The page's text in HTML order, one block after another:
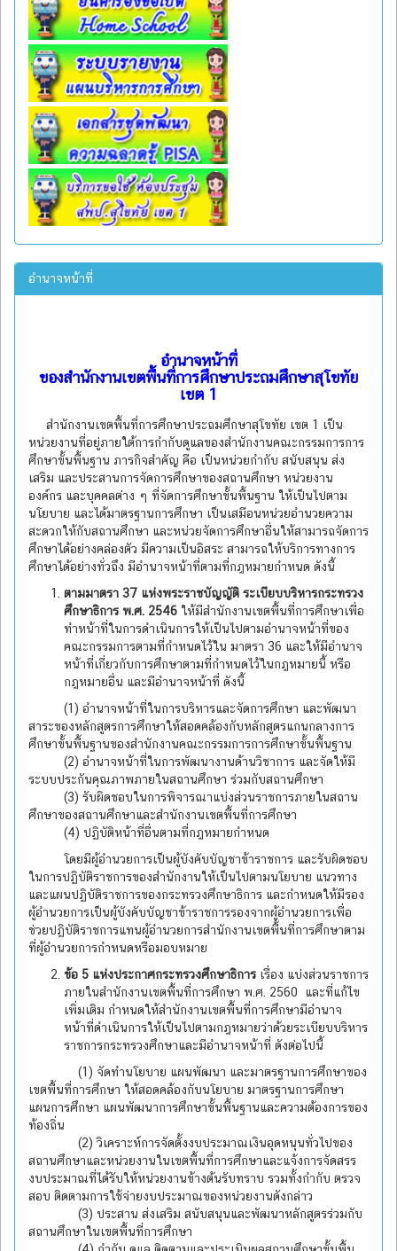
อำนาจหน้าที่
อำนาจหน้าที่
ของสำนักงานเขตพื้นที่การศึกษาประถมศึกษาสุโขทัย
เขต 1
สำนักงานเขตพื้นที่การศึกษาประถมศึกษาสุโขทัย เขต 1 เป็น
หน่วยงานที่อยู่ภายใต้การกำกับดูแลของสำนักงานคณะกรรมการการ
ศึกษาขั้นพื้นฐาน ภารกิจสำคัญ คือ เป็นหน่วยกำกับ สนับสนุน ส่ง
เสริม และประสานการจัดการศึกษาของสถานศึกษา หน่วยงาน
องค์กร และบุคคลต่าง ๆ ที่จัดการศึกษาขั้นพื้นฐาน ให้เป็นไปตาม
นโยบาย และได้มาตรฐานการศึกษา เป็นเสมือนหน่วยอำนวยความ
สะดวกให้กับสถานศึกษา และหน่วยจัดการศึกษาอื่นให้สามารถจัดการ
ศึกษาได้อย่างคล่องตัว มีความเป็นอิสระ สามารถให้บริการทางการ
ศึกษาได้อย่างทั่วถึง มีอำนาจหน้าที่ตามที่กฎหมายกำหนด ดังนี้
ตามมาตรา 37 แห่งพระราชบัญญัติ ระเบียบบริหารกระทรวง
ศึกษาธิการ พ.ศ. 2546 ให้มีสำนักงานเขตพื้นที่การศึกษาเพื่อ
ทำหน้าที่ในการดำเนินการให้เป็นไปตามอำนาจหน้าที่ของ
คณะกรรมการตามที่กำหนดไว้ใน มาตรา 36 และให้มีอำนาจ
หน้าที่เกี่ยวกับการศึกษาตามที่กำหนดไว้ในกฎหมายนี้ หรือ
กฎหมายอื่น และมีอำนาจหน้าที่ ดังนี้
(1) อำนาจหน้าที่ในการบริหารและจัดการศึกษา และพัฒนา
สาระของหลักสูตรการศึกษาให้สอดคล้องกับหลักสูตรแกนกลางการ
ศึกษาขั้นพื้นฐานของสำนักงานคณะกรรมการการศึกษาขั้นพื้นฐาน
(2) อำนาจหน้าที่ในการพัฒนางานด้านวิชาการ และจัดให้มี
ระบบประกันคุณภาพภายในสถานศึกษา ร่วมกับสถานศึกษา
(3) รับผิดชอบในการพิจารณาแบ่งส่วนราชการภายในสถาน
ศึกษาของสถานศึกษาและสำนักงานเขตพื้นที่การศึกษา
(4) ปฏิบัติหน้าที่อื่นตามที่กฎหมายกำหนด
โดยมีผู้อำนวยการเป็นผู้บังคับบัญชาข้าราชการ และรับผิดชอบ
ในการปฏิบัติราชการของสำนักงานให้เป็นไปตามนโยบาย แนวทาง
และแผนปฏิบัติราชการของกระทรวงศึกษาธิการ และกำหนดให้มีรอง
ผู้อำนวยการเป็นผู้บังคับบัญชาข้าราชการรองจากผู้อำนวยการเพื่อ
ช่วยปฏิบัติราชการแทนผู้อำนวยการสำนักงานเขตพื้นที่การศึกษาตาม
ที่ผู้อำนวยการกำหนดหรือมอบหมาย
ข้อ 5 แห่งประกาศกระทรวงศึกษาธิการ เรื่อง แบ่งส่วนราชการ
ภายในสำนักงานเขตพื้นที่การศึกษา พ.ศ. 2560 และที่แก้ไข
เพิ่มเติม กำหนดให้สำนักงานเขตพื้นที่การศึกษามีอำนาจ
หน้าที่ดำเนินการให้เป็นไปตามกฎหมายว่าด้วยระเบียบบริหาร
ราชการกระทรวงศึกษาและมีอำนาจหน้าที่ ดังต่อไปนี้
(1) จัดทำนโยบาย แผนพัฒนา และมาตรฐานการศึกษาของ
เขตพื้นที่การศึกษา ให้สอดคล้องกับนโยบาย มาตรฐานการศึกษา
แผนการศึกษา แผนพัฒนาการศึกษาขั้นพื้นฐานและความต้องการของ
ท้องถิ่น
(2) วิเคราะห์การจัดตั้งงบประมาณเงินอุดหนุนทั่วไปของ
สถานศึกษาและหน่วยงานในเขตพื้นที่การศึกษาและแจ้งการจัดสรร
งบประมาณที่ได้รับให้หน่วยงานข้างต้นรับทราบ รวมทั้งกำกับ ตรวจ
สอบ ติดตามการใช้จ่ายงบประมาณของหน่วยงานดังกล่าว
(3) ประสาน ส่งเสริม สนับสนุนและพัฒนาหลักสูตรร่วมกับ
สถานศึกษาในเขตพื้นที่การศึกษา